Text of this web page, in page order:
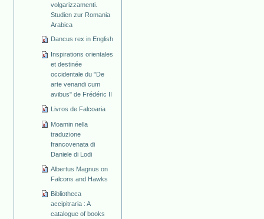
volgarizzamenti.
Studien zur Romania
Arabica
Dancus rex in English
Inspirations orientales
et destinée
occidentale du "De
arte venandi cum
avibus" de Frédéric II
Livros de Falcoaria
Moamin nella
traduzione
francovenata di
Daniele di Lodi
Albertus Magnus on
Falcons and Hawks
Bibliotheca
accipitraria : A
catalogue of books